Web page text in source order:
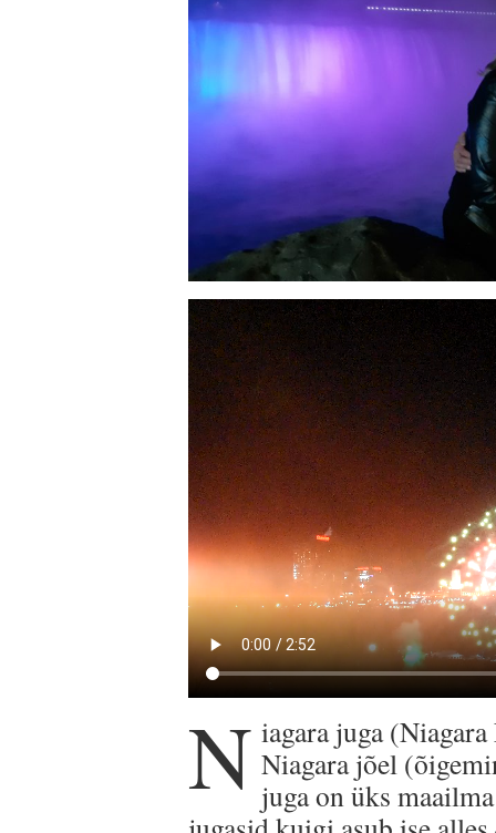
N iagara juga
Niagara jõel
juga on üks